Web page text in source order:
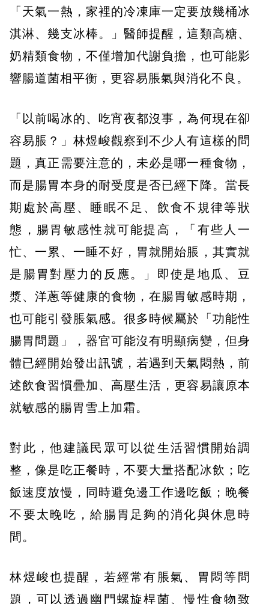
「天氣一熱，家裡的冷凍庫一定要放幾桶冰
淇淋、幾支冰棒。」醫師提醒，這類高糖、
奶精類食物，不僅增加代謝負擔，也可能影
響腸道菌相平衡，更容易脹氣與消化不良。
「以前喝冰的、吃宵夜都沒事，為何現在卻
容易脹？」林煜峻觀察到不少人有這樣的問
題，真正需要注意的，未必是哪一種食物，
而是腸胃本身的耐受度是否已經下降。當長
期處於高壓、睡眠不足、飲食不規律等狀
態，腸胃敏感性就可能提高，「有些人一
忙、一累、一睡不好，胃就開始脹，其實就
是腸胃對壓力的反應。」即使是地瓜、豆
漿、洋蔥等健康的食物，在腸胃敏感時期，
也可能引發脹氣感。很多時候屬於「功能性
腸胃問題」，器官可能沒有明顯病變，但身
體已經開始發出訊號，若遇到天氣悶熱，前
述飲食習慣疊加、高壓生活，更容易讓原本
就敏感的腸胃雪上加霜。
對此，他建議民眾可以從生活習慣開始調
整，像是吃正餐時，不要大量搭配冰飲；吃
飯速度放慢，同時避免邊工作邊吃飯；晚餐
不要太晚吃，給腸胃足夠的消化與休息時
間。
林煜峻也提醒，若經常有脹氣、胃悶等問
題，可以透過幽門螺旋桿菌、慢性食物致